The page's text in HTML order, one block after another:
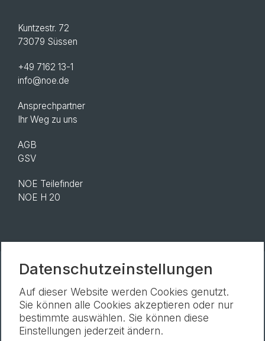
Kuntzestr. 72
73079 Süssen
+49 7162 13-1
info@noe.de
Ansprechpartner
Ihr Weg zu uns
AGB
GSV
NOE Teilefinder
NOE H 20
Cookie-Einstellungen
Datenschutzeinstellungen
Auf dieser Website werden Cookies genutzt.
Sie können alle Cookies akzeptieren oder nur
bestimmte auswählen. Sie können diese
Einstellungen jederzeit ändern.